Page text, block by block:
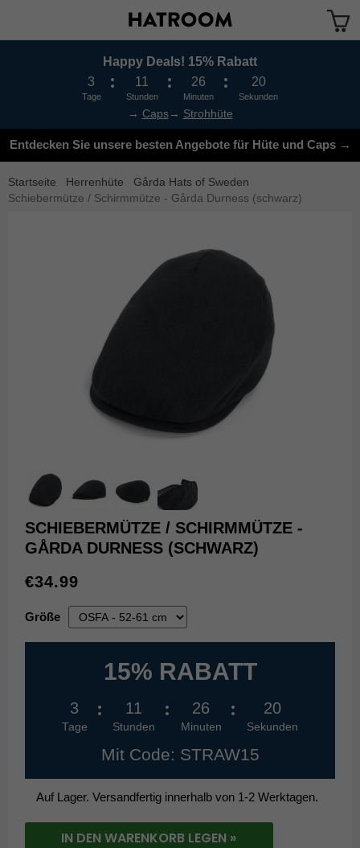
Happy Deals! 15% Rabatt
3
Tage
11
Stunden
26
Minuten
19
Sekunden
→ Caps→ Strohhüte
Entdecken Sie unsere besten Angebote für Hüte und Caps →
Startseite Herrenhüte
Gårda Hats of Sweden
Schiebermütze / Schirmmütze - Gårda Durness (schwarz)
SCHIEBERMÜTZE / SCHIRMMÜTZE -
GÅRDA DURNESS (SCHWARZ)
€34.99
Größe
15% RABATT
3
Tage
11
Stunden
26
Minuten
19
Sekunden
Mit Code: STRAW15
Auf Lager. Versandfertig innerhalb von 1-2 Werktagen.
IN DEN WARENKORB LEGEN »